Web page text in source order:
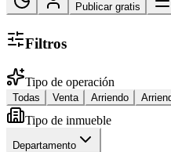
Publicar gratis
Filtros
Tipo de operación
Todas Venta Arriendo
Tipo de inmueble
Departamento